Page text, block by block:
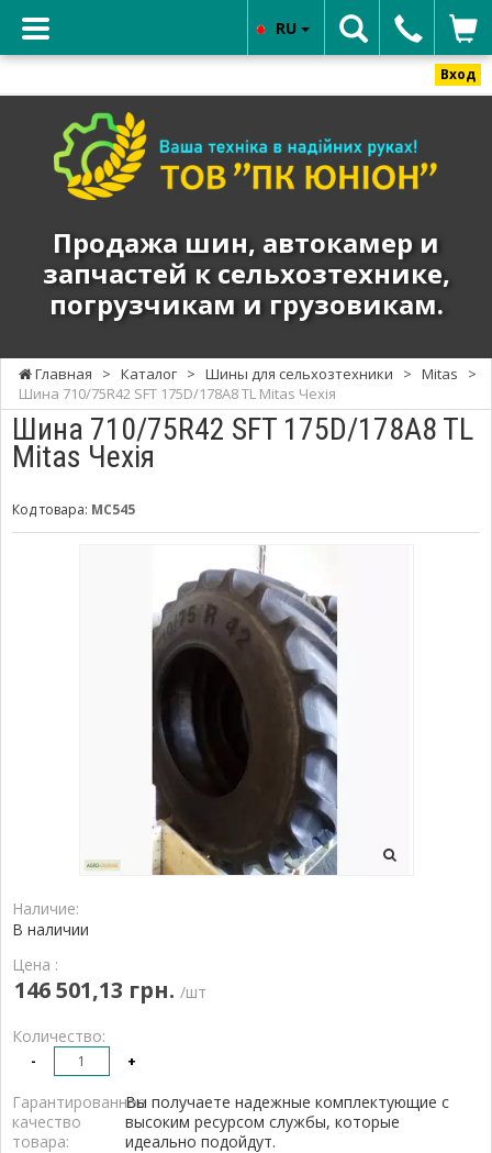
Вход
ЮНИОН"
автокамер
запчастей
к
сельхозтехнике,
погрузчикам
грузовикам.
Продажа шин, автокамер и
запчастей к сельхозтехнике,
погрузчикам и грузовикам.
RU
Главная > Каталог > Шины для сельхозтехники > Mitas
>
Шина 710/75R42 SFT 175D/178A8 TL Mitas Чехія
Шина 710/75R42 SFT 175D/178A8 TL
Mitas Чехія
Код товара: MC545
Наличие:
В наличии
Цена :
146 501,13 грн. /шт
Количество:
- +
Гарантированное
качество
товара:
Вы получаете надежные комплектующие с
высоким ресурсом службы, которые
идеально подойдут.